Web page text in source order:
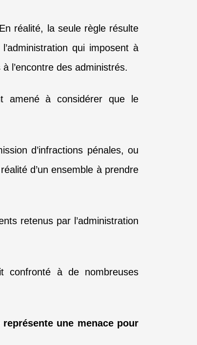
réalité, la seule règle résulte
qui imposent à
l’encontre des administrés.
amené à considérer que le
d’infractions pénales, ou
d’un ensemble à prendre
retenus par l’administration
confronté à de nombreuses
une menace pour